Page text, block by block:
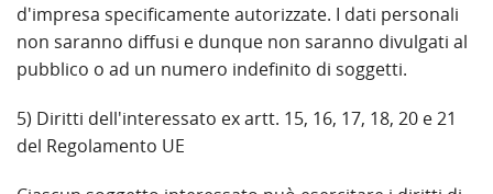
d'impresa specificamente autorizzate. I dati personali
non saranno diffusi e dunque non saranno divulgati al
pubblico o ad un numero indefinito di soggetti.
5) Diritti dell'interessato ex artt. 15, 16, 17, 18, 20 e 21
del Regolamento UE